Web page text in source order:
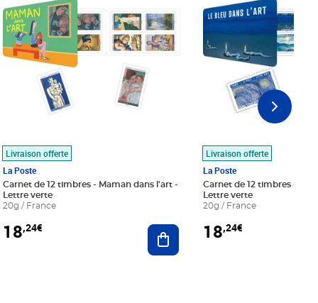
au panier
Livraison offerte
La Poste
Carnet de 12 timbres - Maman dans l'art -
Lettre verte
20g / France
18,24€ Ajouter au panier
Livraison offerte
La Poste
Carnet de 12 timbres - Le
Lettre verte
20g / France
18,24€